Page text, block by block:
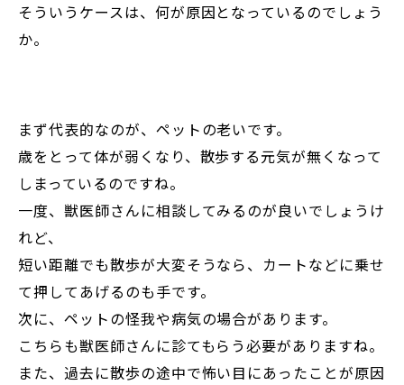
そういうケースは、何が原因となっているのでしょう
か。
まず代表的なのが、ペットの老いです。
歳をとって体が弱くなり、散歩する元気が無くなって
しまっているのですね。
一度、獣医師さんに相談してみるのが良いでしょうけ
れど、
短い距離でも散歩が大変そうなら、カートなどに乗せ
て押してあげるのも手です。
次に、ペットの怪我や病気の場合があります。
こちらも獣医師さんに診てもらう必要がありますね。
また、過去に散歩の途中で怖い目にあったことが原因